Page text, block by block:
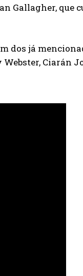
Gallagher, que
dos já
Ciarán